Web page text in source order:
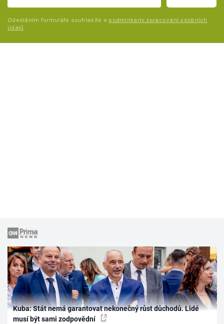
Odesláním formuláře souhlasíte s podmínkami zpracování osobních
údajů
Kuba: Stát nemá garantovat nekonečný růst důchodů. Lidé
musí být sami zodpovědní